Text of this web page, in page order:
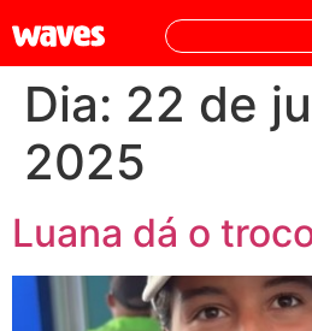
Dia: 22 de
2025
Luana dá o